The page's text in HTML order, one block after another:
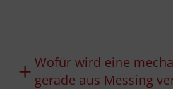
Wofür wird eine
gerade aus Messing